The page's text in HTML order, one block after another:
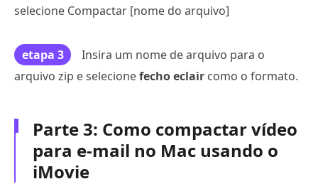
selecione Compactar [nome do arquivo]
etapa 3
Insira um nome de arquivo para o
arquivo zip e selecionefecho eclair como o formato.
Parte 3: Como compactar vídeo
para e-mail no Mac usando o
iMovie